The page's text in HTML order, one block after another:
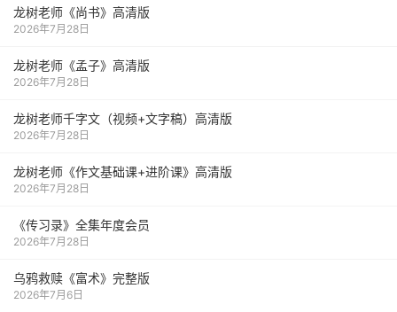
龙树老师《尚书》高清版
2026年7月28日
龙树老师《孟子》高清版
2026年7月28日
龙树老师千字文（视频+文字稿）高清版
2026年7月28日
龙树老师《作文基础课+进阶课》高清版
2026年7月28日
《传习录》全集年度会员
2026年7月28日
乌鸦救赎《富术》完整版
2026年7月6日